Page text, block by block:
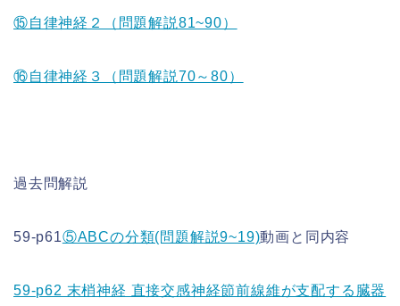
⑮自律神経２（問題解説81~90）
⑯自律神経３（問題解説70～80）
過去問解説
59-p61⑤ABCの分類(問題解説9~19)動画と同内容
59-p62 末梢神経 直接交感神経節前線維が支配する臓器